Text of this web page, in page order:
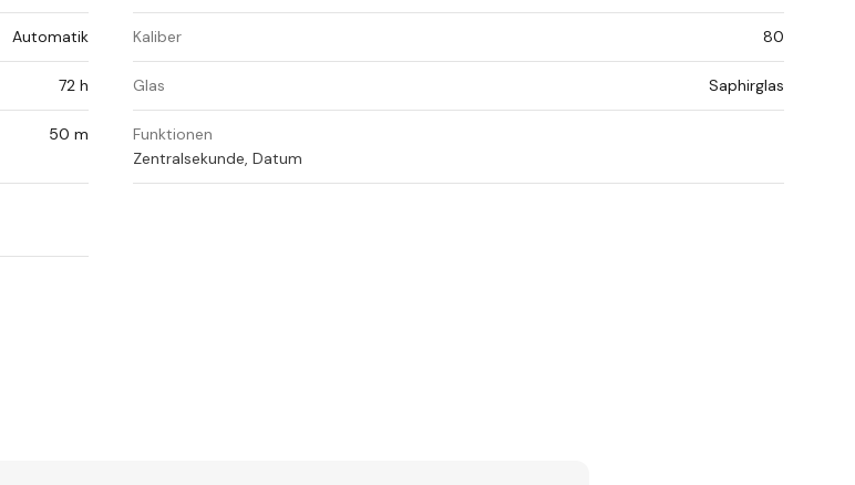
Automatik Kaliber 80
72 h Glas Saphirglas
50 m
Funktionen
Zentralsekunde, Datum